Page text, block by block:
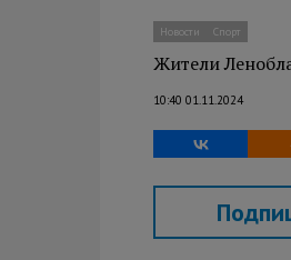
Новости Спорт
Жители
10:40 01.11.2024